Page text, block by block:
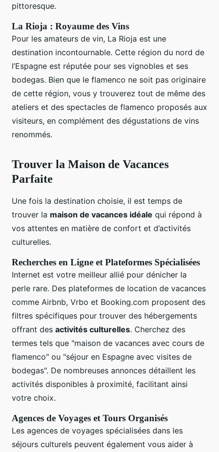
pittoresque.
La Rioja : Royaume des Vins
Pour les amateurs de vin, La Rioja est une
destination incontournable. Cette région du nord de
l’Espagne est réputée pour ses vignobles et ses
bodegas. Bien que le flamenco ne soit pas originaire
de cette région, vous y trouverez tout de même des
ateliers et des spectacles de flamenco proposés aux
visiteurs, en complément des dégustations de vins
renommés.
Trouver la Maison de Vacances
Parfaite
Une fois la destination choisie, il est temps de
trouver la maison de vacances idéale qui répond à
vos attentes en matière de confort et d’activités
culturelles.
Recherches en Ligne et Plateformes Spécialisées
Internet est votre meilleur allié pour dénicher la
perle rare. Des plateformes de location de vacances
comme Airbnb, Vrbo et Booking.com proposent des
filtres spécifiques pour trouver des hébergements
offrant des activités culturelles. Cherchez des
termes tels que "maison de vacances avec cours de
flamenco" ou "séjour en Espagne avec visites de
bodegas". De nombreuses annonces détaillent les
activités disponibles à proximité, facilitant ainsi
votre choix.
Agences de Voyages et Tours Organisés
Les agences de voyages spécialisées dans les
séjours culturels peuvent également vous aider à